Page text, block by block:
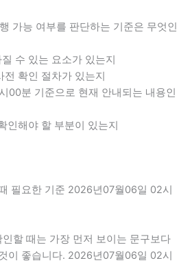
가능 여부를 판단하는 기준은 무엇인
수 있는 요소가 있는지
전 확인 절차가 있는지
00분 기준으로 현재 안내되는 내용인
인해야 할 부분이 있는지
필요한 기준 2026년07월06일 02시
할 때는 가장 먼저 보이는 문구보다
이 좋습니다. 2026년07월06일 02시